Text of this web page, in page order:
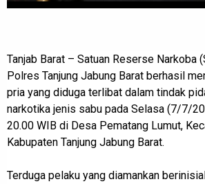
Tanjab Barat – Satuan Reserse Narkoba
Polres Tanjung Jabung Barat berhasil
pria yang diduga terlibat dalam tindak
narkotika jenis sabu pada Selasa (7/7/
20.00 WIB di Desa Pematang Lumut,
Kabupaten Tanjung Jabung Barat.
Terduga pelaku yang diamankan